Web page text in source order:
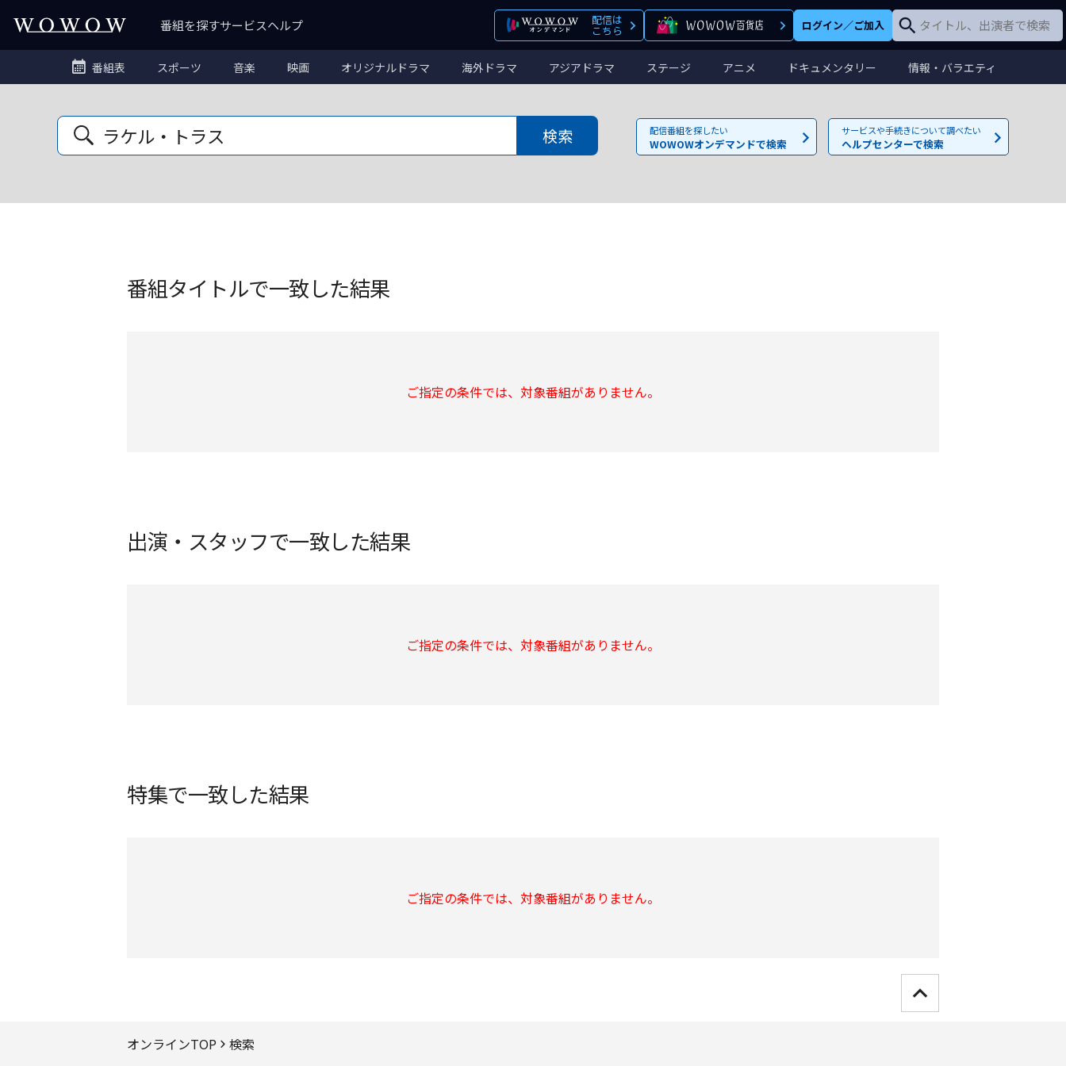
番組を探すサービスヘルプ 配信は
こちら ログイン／ご加入
番組表 スポーツ 音楽 映画 オリジナルドラマ 海外ドラマ アジアドラマ ステージ アニメ ドキュメンタリー 情報・バラエティ
配信番組を探したい
WOWOWオンデマンドで検索
サービスや手続きについて調べたい
ヘルプセンターで検索
番組タイトルで一致した結果
ご指定の条件では、対象番組がありません。
出演・スタッフで一致した結果
ご指定の条件では、対象番組がありません。
特集で一致した結果
ご指定の条件では、対象番組がありません。
オンラインTOP
検索